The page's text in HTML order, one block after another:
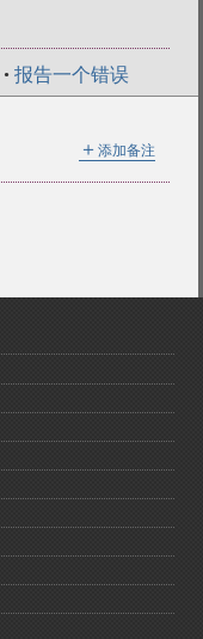
• 报告一个错误
＋ 添加备注